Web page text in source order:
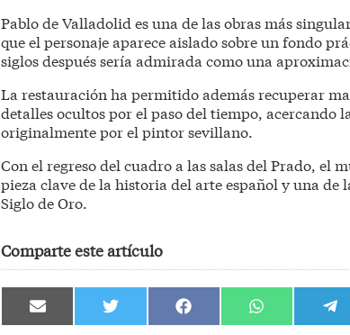
Pablo de Valladolid es una de las obras más
que el personaje aparece aislado sobre un fondo
siglos después sería admirada como una
La restauración ha permitido además recuperar
detalles ocultos por el paso del tiempo, acercando
originalmente por el pintor sevillano.
Con el regreso del cuadro a las salas del Prado, el
pieza clave de la historia del arte español y una de
Siglo de Oro.
Comparte este artículo
Compartir
en
Compartir
en
Compartir
en
Compartir
en en